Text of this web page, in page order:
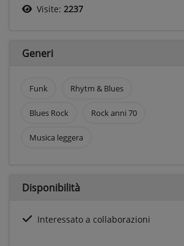
Visite: 2237
Generi
Funk Rhytm & Blues
Blues Rock Rock anni 70
Musica leggera
Disponibilità
Interessato a collaborazioni